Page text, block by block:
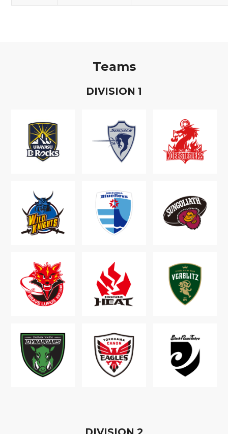
Teams
DIVISION 1